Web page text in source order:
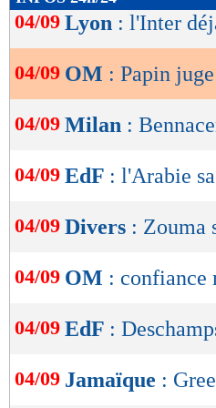
de
lecture
OK
04/09 Lyon : l'Inter
04/09 OM : Papin
04/09 Milan :
04/09 EdF : l'Arabie
04/09 Divers : Zouma
04/09 OM : confiance
04/09 EdF :
04/09 Jamaïque :